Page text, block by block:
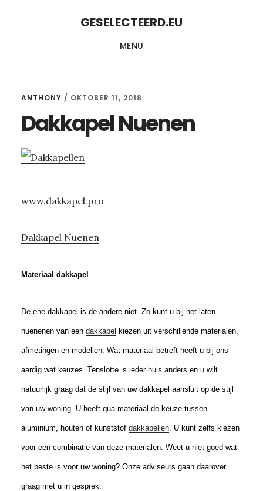
GESELECTEERD.EU
MENU
ANTHONY / OKTOBER 11, 2018
Dakkapel Nuenen
www.dakkapel.pro
Dakkapel Nuenen
Materiaal dakkapel
De ene dakkapel is de andere niet. Zo kunt u bij het laten
nuenenen van een dakkapel kiezen uit verschillende materialen,
afmetingen en modellen. Wat materiaal betreft heeft u bij ons
aardig wat keuzes. Tenslotte is ieder huis anders en u wilt
natuurlijk graag dat de stijl van uw dakkapel aansluit op de stijl
van uw woning. U heeft qua materiaal de keuze tussen
aluminium, houten of kunststof dakkapellen. U kunt zelfs kiezen
voor een combinatie van deze materialen. Weet u niet goed wat
het beste is voor uw woning? Onze adviseurs gaan daarover
graag met u in gesprek.